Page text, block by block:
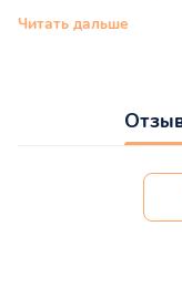
Читать дальше